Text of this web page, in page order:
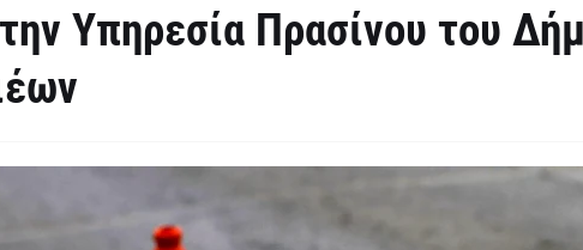
Υπηρεσία Πρασίνου του